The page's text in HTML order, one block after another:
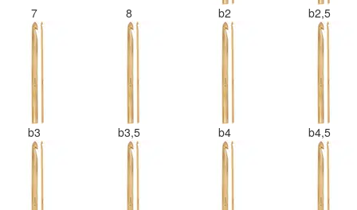
7 8 b2 b2,5
b3 b3,5 b4 b4,5